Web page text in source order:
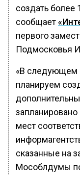
создать более
сообщает
первого
Подмосковья
«В следующем
планируем
мест
сказанные на
Мособлдумы